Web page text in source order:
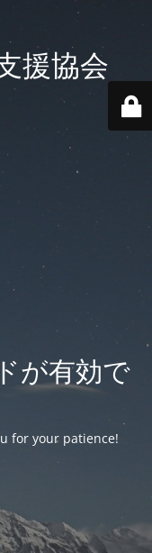
援協会
が有効で
for your patience!